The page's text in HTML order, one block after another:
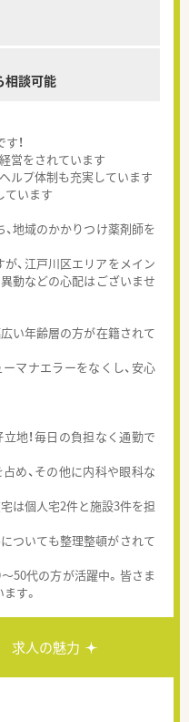
相談可能
！
営をされています
ルプ体制も充実しています
ています
地域のかかりつけ薬剤師を
、江戸川区エリアをメイン
動などの心配はございませ
い年齢層の方が在籍されて
マナエラーをなくし、安心
地！毎日の負担なく通勤で
め、その他に内科や眼科な
は個人宅2件と施設3件を担
ついても整理整頓がされて
50代の方が活躍中。皆さま
す。
求人の魅力